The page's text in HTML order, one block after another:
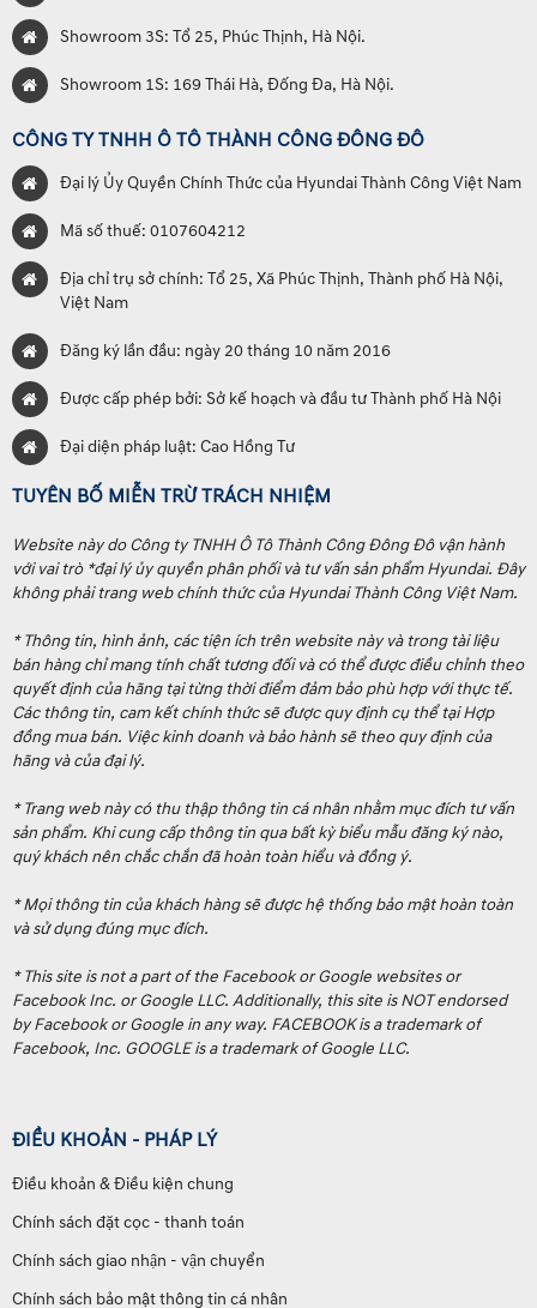
Showroom 3S: Tổ 25, Phúc Thịnh, Hà Nội.
Showroom 1S: 169 Thái Hà, Đống Đa, Hà Nội.
CÔNG TY TNHH Ô TÔ THÀNH CÔNG ĐÔNG ĐÔ
Đại lý Ủy Quyền Chính Thức của Hyundai Thành Công Việt Nam
Mã số thuế: 0107604212
Địa chỉ trụ sở chính: Tổ 25, Xã Phúc Thịnh, Thành phố Hà Nội,
Việt Nam
Đăng ký lần đầu: ngày 20 tháng 10 năm 2016
Được cấp phép bởi: Sở kế hoạch và đầu tư Thành phố Hà Nội
Đại diện pháp luật: Cao Hồng Tư
TUYÊN BỐ MIỄN TRỪ TRÁCH NHIỆM
Website này do Công ty TNHH Ô Tô Thành Công Đông Đô vận hành
với vai trò *đại lý ủy quyền phân phối và tư vấn sản phẩm Hyundai. Đây
không phải trang web chính thức của Hyundai Thành Công Việt Nam.
* Thông tin, hình ảnh, các tiện ích trên website này và trong tài liệu
bán hàng chỉ mang tính chất tương đối và có thể được điều chỉnh theo
quyết định của hãng tại từng thời điểm đảm bảo phù hợp với thực tế.
Các thông tin, cam kết chính thức sẽ được quy định cụ thể tại Hợp
đồng mua bán. Việc kinh doanh và bảo hành sẽ theo quy định của
hãng và của đại lý.
* Trang web này có thu thập thông tin cá nhân nhằm mục đích tư vấn
sản phẩm. Khi cung cấp thông tin qua bất kỳ biểu mẫu đăng ký nào,
quý khách nên chắc chắn đã hoàn toàn hiểu và đồng ý.
* Mọi thông tin của khách hàng sẽ được hệ thống bảo mật hoàn toàn
và sử dụng đúng mục đích.
* This site is not a part of the Facebook or Google websites or
Facebook Inc. or Google LLC. Additionally, this site is NOT endorsed
by Facebook or Google in any way. FACEBOOK is a trademark of
Facebook, Inc. GOOGLE is a trademark of Google LLC.
ĐIỀU KHOẢN - PHÁP LÝ
Điều khoản & Điều kiện chung
Chính sách đặt cọc - thanh toán
Chính sách giao nhận - vận chuyển
Chính sách bảo mật thông tin cá nhân